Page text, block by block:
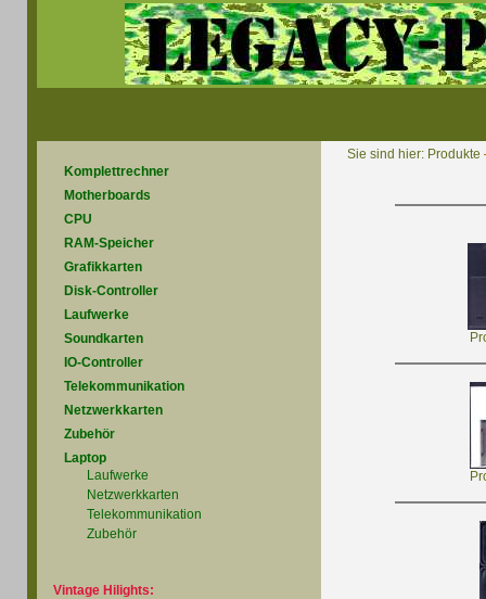
Komplettrechner
Motherboards
CPU
RAM-Speicher
Grafikkarten
Disk-Controller
Laufwerke
Soundkarten
IO-Controller
Telekommunikation
Netzwerkkarten
Zubehör
Laptop
Laufwerke
Netzwerkkarten
Telekommunikation
Zubehör
Vintage Hilights:
Sie sind hier: Produkte